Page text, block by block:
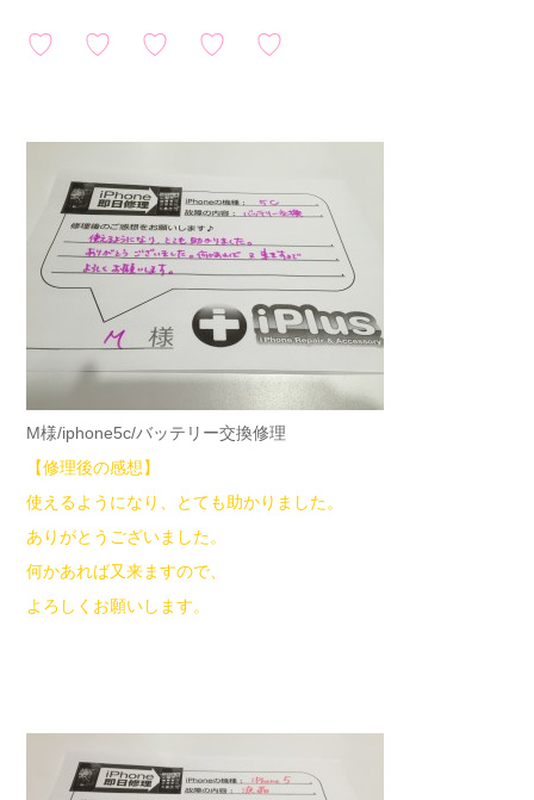
♡ ♡ ♡ ♡ ♡
M様/iphone5c/バッテリー交換修理
【修理後の感想】
使えるようになり、とても助かりました。
ありがとうございました。
何かあれば又来ますので、
よろしくお願いします。